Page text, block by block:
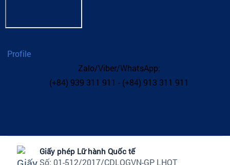
Profile
Zalo/Viber/WhatsApp:
(+84) 939 311 911 - (+84) 913 311 911
Giấy phép Lữ hành Quốc tế
Số: 01-512/2017/CDLQGVN-GP LHQT